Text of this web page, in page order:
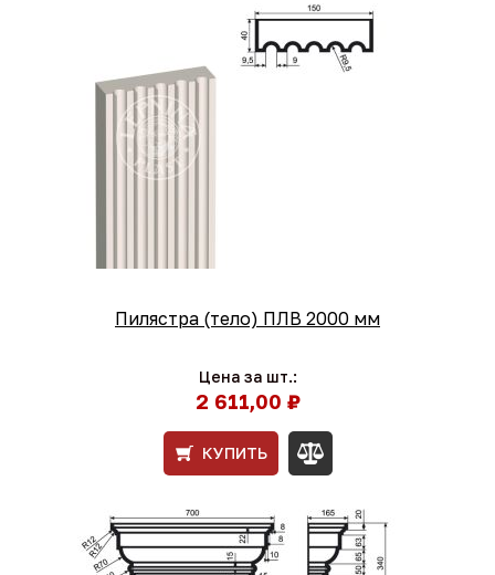
Пилястра (тело) ПЛВ 2000 мм
Цена за шт.:
2 611,00 ₽
КУПИТЬ